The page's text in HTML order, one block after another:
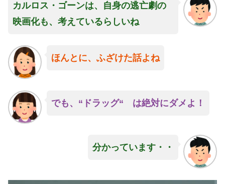
カルロス・ゴーンは、自身の逃亡劇の
映画化も、考えているらしいね
ほんとに、ふざけた話よね
でも、 “ ドラッグ“ は絶対にダメよ！
分かっています・・